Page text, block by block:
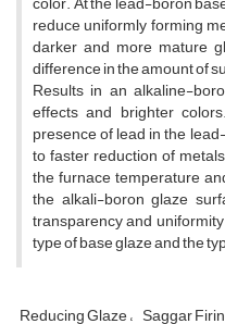
reduce uniformly forming
darker and more mature
difference in the amount of
Results in an alkaline-
effects and brighter
presence of lead in the
to faster reduction of
the furnace temperature
the alkali-boron glaze
transparency and
type of base glaze and the
Reducing Glaze Saggar